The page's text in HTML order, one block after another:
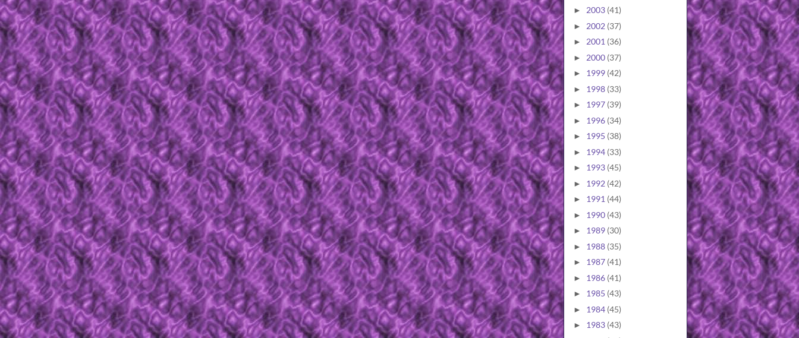
► 2003 (41)
► 2002 (37)
► 2001 (36)
► 2000 (37)
► 1999 (42)
► 1998 (33)
► 1997 (39)
► 1996 (34)
► 1995 (38)
► 1994 (33)
► 1993 (45)
► 1992 (42)
► 1991 (44)
► 1990 (43)
► 1989 (30)
► 1988 (35)
► 1987 (41)
► 1986 (41)
► 1985 (43)
► 1984 (45)
► 1983 (43)